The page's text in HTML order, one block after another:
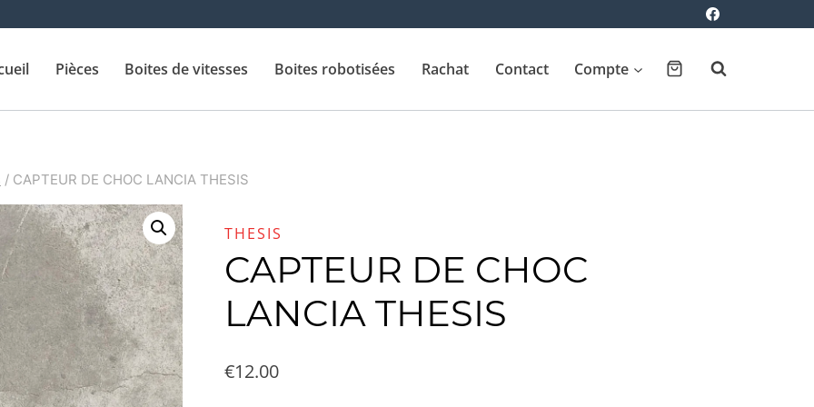
Pièces Boites de vitesses Boites robotisées Rachat Contact Compte
/ CAPTEUR DE CHOC LANCIA THESIS
THESIS
CAPTEUR DE CHOC
LANCIA THESIS
€12.00